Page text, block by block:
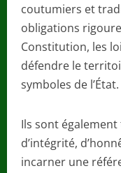
coutumiers et
obligations
Constitution, les
défendre le
symboles de l’État.
Ils sont
d’intégrité,
incarner une